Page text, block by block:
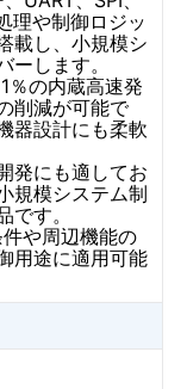
理や制御ロジッ
載し、小規模シ
します。
％の内蔵高速発
削減が可能で
器設計にも柔軟
発にも適してお
規模システム制
す。
件や周辺機能の
用途に適用可能